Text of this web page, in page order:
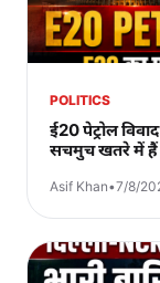
POLITICS
ई20 पेट्रोल
सचमुच खतरे में हैं
Asif Khan•7/8/